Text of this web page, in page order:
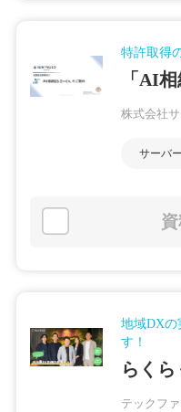
特許取得
「AI
株式会社
サーバ
地域DXの
す！
らく
テックフ